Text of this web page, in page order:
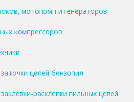
мотопомп и генераторов
компрессоров
цепей бензопил
расклепки пильных цепей